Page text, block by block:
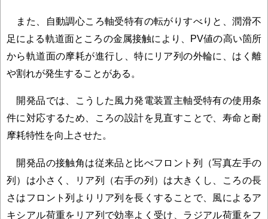
また、自動調心ころ軸受特有の転がりすべりと、潤滑不
足による軌道面ところの金属接触により、PV値の高い箇所
から軌道面の摩耗が進行し、特にリア列の外輪に、はく離
や割れが発生することがある。
開発品では、こうした風力発電装置主軸受特有の使用条
件に対応するため、ころの設計を見直すことで、寿命と耐
摩耗特性を向上させた。
開発品の接触角は従来品と比べフロント列（写真左手の
列）は小さく、リア列（右手の列）は大きくし、ころの長
さはフロント列よりリア列を長くすることで、風によるア
キシアル荷重をリア列で効率よく受け、ラジアル荷重をフ